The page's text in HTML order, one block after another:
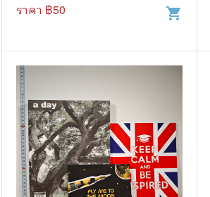
ราคา ฿50 shopping_cart
🔵 สนพ.Phoenix Next
🏳️‍🌈 สนพ.หมึกจีน
🟩 สนพ.บงกช
☀️ สนพ.วิบูลย์กิจ
🟦 สนพ.เนชั่น
⭕ สนพ.สยามอินเตอร์
🔴 สนพ.บูรพัฒน์